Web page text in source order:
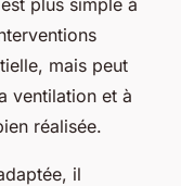
mais peut
ventilation et à
réalisée.
il